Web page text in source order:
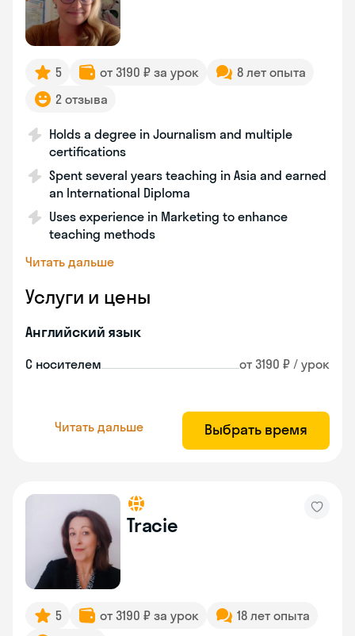
5 от 3190 ₽ за урок
8 лет опыта
2 отзыва
Holds a degree in Journalism and multiple
certifications
Spent several years teaching in Asia and earned
an International Diploma
Uses experience in Marketing to enhance
teaching methods
Читать дальше
Услуги и цены
Английский язык
С носителем от 3190 ₽ / урок
Читать дальше Выбрать время
Tracie
5 от 3190 ₽ за урок
18 лет опыта